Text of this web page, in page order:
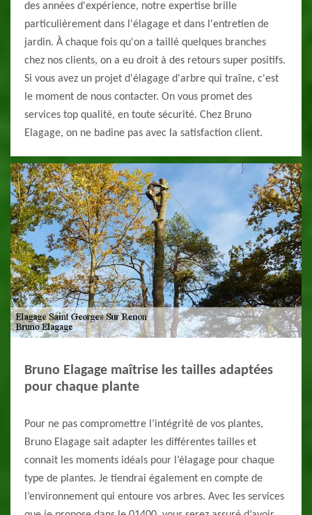
des années d'expérience, notre expertise brille
particulièrement dans l'élagage et dans l'entretien de
jardin. À chaque fois qu'on a taillé quelques branches
chez nos clients, on a eu droit à des retours super positifs.
Si vous avez un projet d'élagage d'arbre qui traîne, c'est
le moment de nous contacter. On vous promet des
services top qualité, en toute sécurité. Chez Bruno
Elagage, on ne badine pas avec la satisfaction client.
Bruno Elagage maîtrise les tailles adaptées
pour chaque plante
Pour ne pas compromettre l’intégrité de vos plantes,
Bruno Elagage sait adapter les différentes tailles et
connait les moments idéals pour l’élagage pour chaque
type de plantes. Je tiendrai également en compte de
l’environnement qui entoure vos arbres. Avec les services